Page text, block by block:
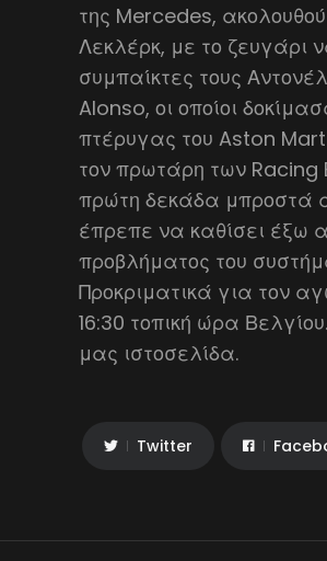
της Mercedes,
Λεκλέρκ, με το ζευγάρι
συμπαίκτες τους
Alonso, οι οποίοι
πτέρυγας του Aston
τον πρωτάρη των Racing
πρώτη δεκάδα μπροστά
έπρεπε να καθίσει έξω
προβλήματος του
Προκριματικά για τον
16:30 τοπική ώρα
μας ιστοσελίδα.
Twitter